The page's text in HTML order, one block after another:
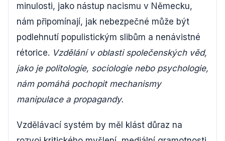
minulosti, jako nástup nacismu v Německu,
nám připomínají, jak nebezpečné může být
podlehnutí populistickým slibům a nenávistné
rétorice. Vzdělání v oblasti společenských věd,
jako je politologie, sociologie nebo psychologie,
nám pomáhá pochopit mechanismy
manipulace a propagandy.
Vzdělávací systém by měl klást důraz na